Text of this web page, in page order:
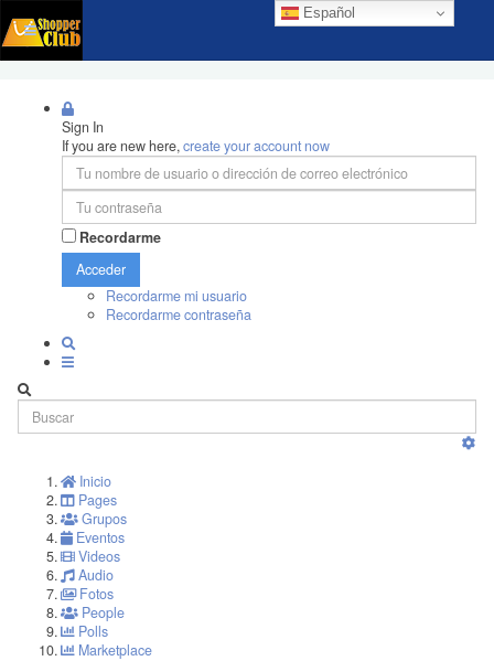
Español
Sign In
If you are new here,create your account now
Recordarme
Acceder
Recordarme mi usuario
Recordarme contraseña
Inicio
Pages
Grupos
Eventos
Videos
Audio
Fotos
People
Polls
Marketplace